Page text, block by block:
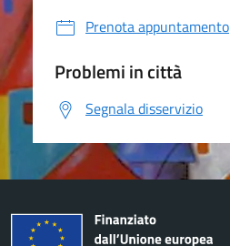
Prenota appuntamento
Problemi in città
Segnala disservizio